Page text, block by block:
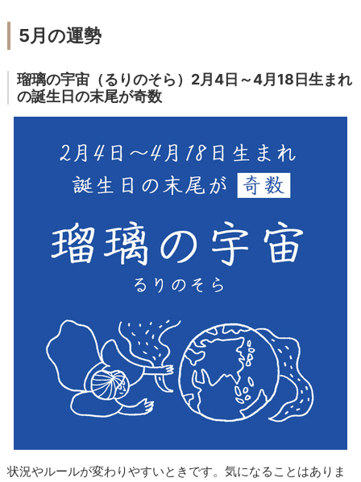
5月の運勢
瑠璃の宇宙（るりのそら）2月4日～4月18日生まれ
の誕生日の末尾が奇数
状況やルールが変わりやすいときです。気になることはありま